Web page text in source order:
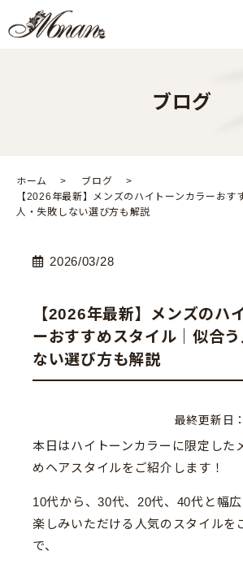
ブログ
ホーム
ブログ
【2026年最新】メンズのハイトーンカラーおす
人・失敗しない選び方も解説
2026/03/28
【2026年最新】メンズのハ
ーおすすめスタイル｜似合
ない選び方も解説
最終更新日：
本日はハイトーンカラーに限定した
めヘアスタイルをご紹介します！
10代から、30代、20代、40代と幅
楽しみいただける人気のスタイルを
で、